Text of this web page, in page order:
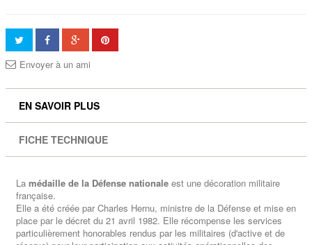
Envoyer à un ami
EN SAVOIR PLUS
FICHE TECHNIQUE
La médaille de la Défense nationale est une décoration militaire
française.
Elle a été créée par Charles Hernu, ministre de la Défense et mise en
place par le décret du 21 avril 1982. Elle récompense les services
particulièrement honorables rendus par les militaires (d'active et de